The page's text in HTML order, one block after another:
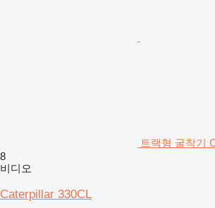
트랙형 굴착기
8
비디오
Caterpillar 330CL